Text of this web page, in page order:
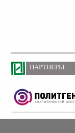
ПАРТНЕРЫ